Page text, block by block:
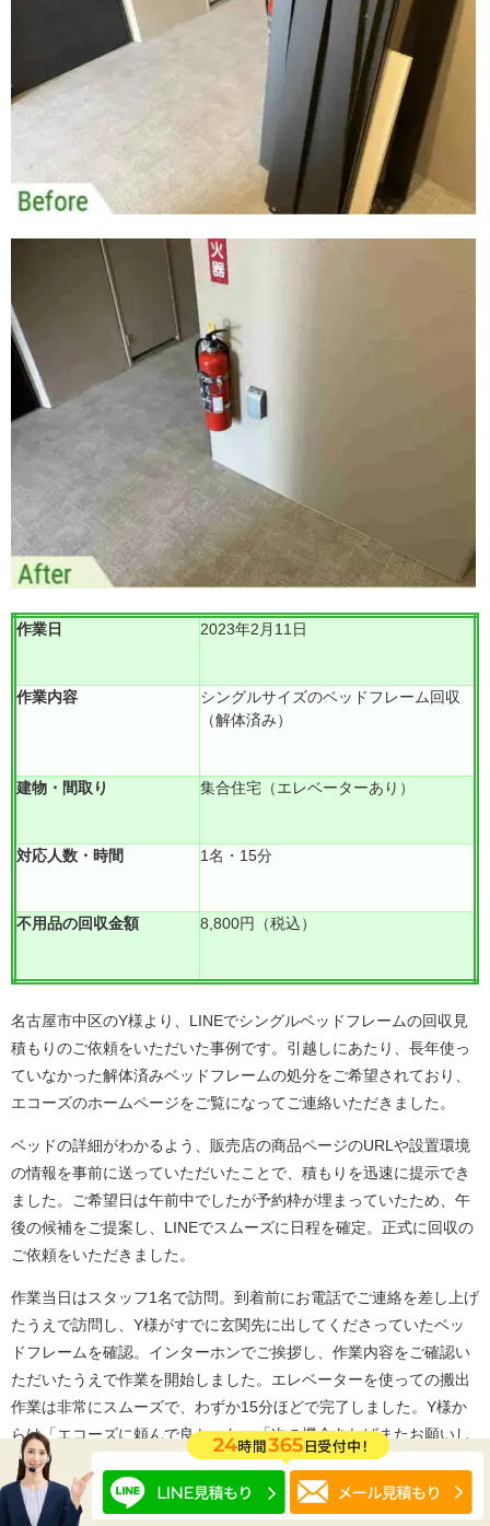
作業日 2023年2月11日
作業内容
シングルサイズのベッドフレーム回収
（解体済み）
建物・間取り 集合住宅（エレベーターあり）
対応人数・時間 1名・15分
不用品の回収金額 8,800円（税込）
名古屋市中区のY様より、LINEでシングルベッドフレームの回収見
積もりのご依頼をいただいた事例です。引越しにあたり、長年使っ
ていなかった解体済みベッドフレームの処分をご希望されており、
エコーズのホームページをご覧になってご連絡いただきました。
ベッドの詳細がわかるよう、販売店の商品ページのURLや設置環境
の情報を事前に送っていただいたことで、積もりを迅速に提示でき
ました。ご希望日は午前中でしたが予約枠が埋まっていたため、午
後の候補をご提案し、LINEでスムーズに日程を確定。正式に回収の
ご依頼をいただきました。
作業当日はスタッフ1名で訪問。到着前にお電話でご連絡を差し上げ
たうえで訪問し、Y様がすでに玄関先に出してくださっていたベッ
ドフレームを確認。インターホンでご挨拶し、作業内容をご確認い
ただいたうえで作業を開始しました。エレベーターを使っての搬出
作業は非常にスムーズで、わずか15分ほどで完了しました。Y様か
らは「エコーズに頼んで良かった」「次の機会あればまたお願いし
ます！」との嬉しいお言葉をいただきました。
エコーズでは、引っ越し時の不用品処分やベッドなど大型家具の回